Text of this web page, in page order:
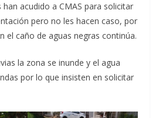
han acudido a CMAS para solicitar
pero no les hacen caso, por
el caño de aguas negras continúa.
la zona se inunde y el agua
por lo que insisten en solicitar